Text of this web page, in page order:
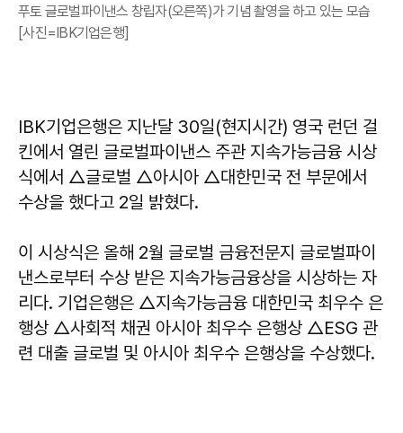
푸토 글로벌파이낸스 창립자(오른쪽)가 기념 촬영을 하고 있는 모습
[사진=IBK기업은행]
IBK기업은행은 지난달 30일(현지시간) 영국 런던 걸
킨에서 열린 글로벌파이낸스 주관 지속가능금융 시상
식에서 △글로벌 △아시아 △대한민국 전 부문에서
수상을 했다고 2일 밝혔다.
이 시상식은 올해 2월 글로벌 금융전문지 글로벌파이
낸스로부터 수상 받은 지속가능금융상을 시상하는 자
리다. 기업은행은 △지속가능금융 대한민국 최우수 은
행상 △사회적 채권 아시아 최우수 은행상 △ESG 관
련 대출 글로벌 및 아시아 최우수 은행상을 수상했다.